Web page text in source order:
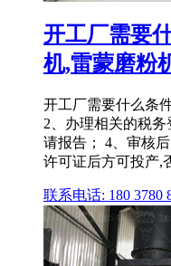
开工厂需要
机,雷蒙磨粉
开工厂需要什么条
2、办理相关的税
请报告； 4、审核
许可证后方可投产,
联系电话: 180 3780